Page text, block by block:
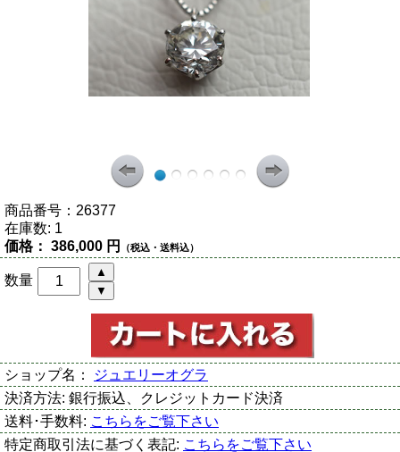
商品番号： 26377
在庫数: 1
価格： 386,000 円 （税込・送料込）
数量
ショップ名：
ジュエリーオグラ
決済方法: 銀行振込、クレジットカード決済
送料･手数料: こちらをご覧下さい
特定商取引法に基づく表記: こちらをご覧下さい